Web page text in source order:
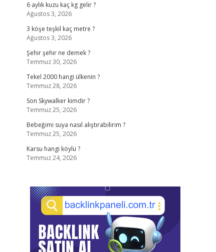
6 aylık kuzu kaç kg gelir ?
Ağustos 3, 2026
3 köşe teşkil kaç metre ?
Ağustos 3, 2026
Şehir şehir ne demek ?
Temmuz 30, 2026
Tekel 2000 hangi ülkenin ?
Temmuz 28, 2026
Son Skywalker kimdir ?
Temmuz 25, 2026
Bebeğimi suya nasıl alıştırabilirim ?
Temmuz 25, 2026
Karsu hangi köylü ?
Temmuz 24, 2026